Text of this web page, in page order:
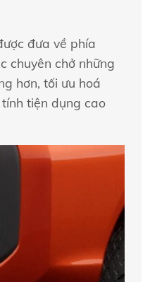
đưa về phía
chuyên chở những
hơn, tối ưu hoá
tiện dụng cao